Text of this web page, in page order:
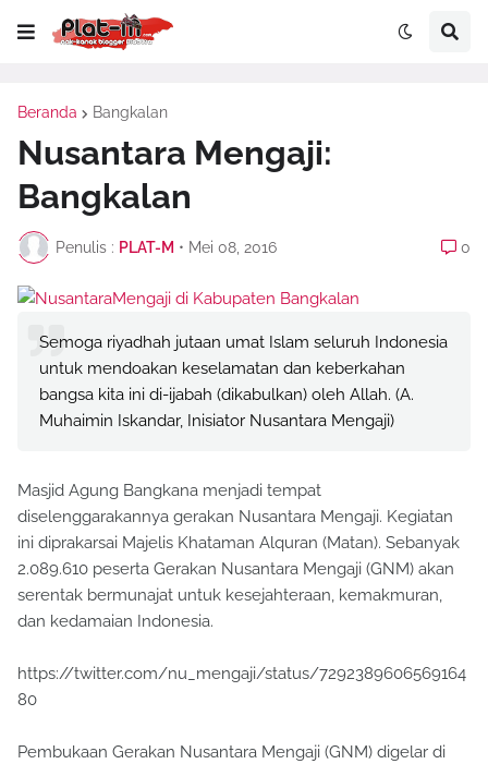
Beranda Bangkalan
Nusantara Mengaji:
Bangkalan
Penulis : PLAT-M • Mei 08, 2016 0
Semoga riyadhah jutaan umat Islam seluruh Indonesia
untuk mendoakan keselamatan dan keberkahan
bangsa kita ini di-ijabah (dikabulkan) oleh Allah. (A.
Muhaimin Iskandar, Inisiator Nusantara Mengaji)
Masjid Agung Bangkana menjadi tempat
diselenggarakannya gerakan Nusantara Mengaji. Kegiatan
ini diprakarsai Majelis Khataman Alquran (Matan). Sebanyak
2.089.610 peserta Gerakan Nusantara Mengaji (GNM) akan
serentak bermunajat untuk kesejahteraan, kemakmuran,
dan kedamaian Indonesia.
https://twitter.com/nu_mengaji/status/7292389606569164
80
Pembukaan Gerakan Nusantara Mengaji (GNM) digelar di